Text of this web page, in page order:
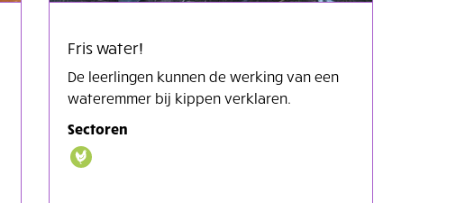
Fris water!
De leerlingen kunnen de werking van een
wateremmer bij kippen verklaren.
Sectoren